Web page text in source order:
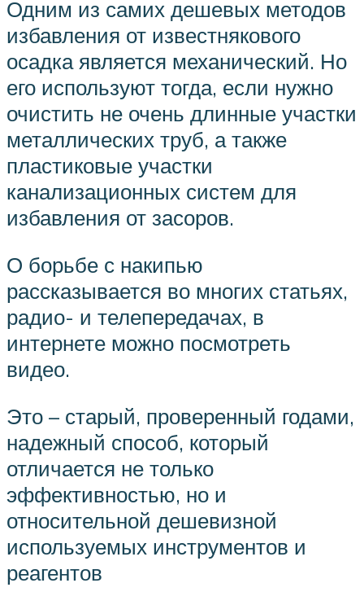
Одним из самих дешевых методов
избавления от известнякового
осадка является механический. Но
его используют тогда, если нужно
очистить не очень длинные участки
металлических труб, а также
пластиковые участки
канализационных систем для
избавления от засоров.
О борьбе с накипью
рассказывается во многих статьях,
радио- и телепередачах, в
интернете можно посмотреть
видео.
Это – старый, проверенный годами,
надежный способ, который
отличается не только
эффективностью, но и
относительной дешевизной
используемых инструментов и
реагентов